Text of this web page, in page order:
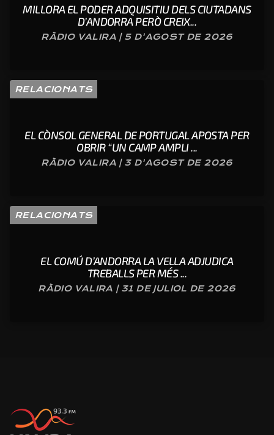
MILLORA EL PODER ADQUISITIU DELS CIUTADANS
D’ANDORRA PERÒ CREIX...
RÀDIO VALIRA | 5 D'AGOST DE 2026
RELACIONATS
EL CÒNSOL GENERAL DE PORTUGAL APOSTA PER
OBRIR “UN CAMP AMPLI ...
RÀDIO VALIRA | 3 D'AGOST DE 2026
RELACIONATS
EL COMÚ D’ANDORRA LA VELLA ADJUDICA
TREBALLS PER MÉS ...
RÀDIO VALIRA | 31 DE JULIOL DE 2026